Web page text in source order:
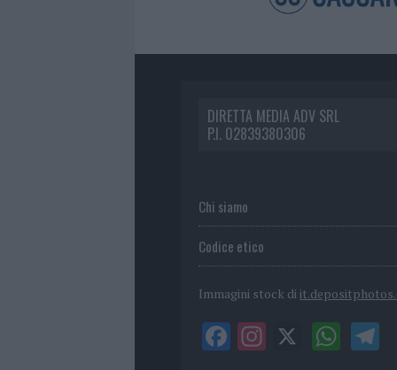
DIRETTA MEDIA ADV SRL
P.I. 02839380306
Chi siamo
Codice etico
Immagini stock di